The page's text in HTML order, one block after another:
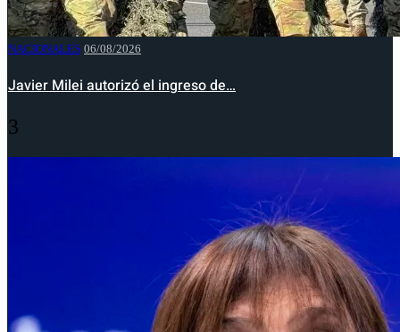
NACIONALES 06/08/2026
Javier Milei autorizó el ingreso de…
3